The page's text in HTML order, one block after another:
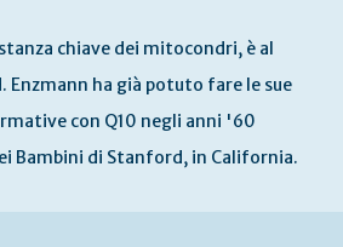
chiave dei mitocondri, è al
Enzmann ha già potuto fare le sue
con Q10 negli anni '60
Bambini di Stanford, in California.